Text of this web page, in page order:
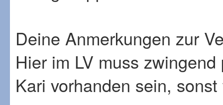
Deine Anmerkungen zur
Hier im LV muss
Kari vorhanden sein,